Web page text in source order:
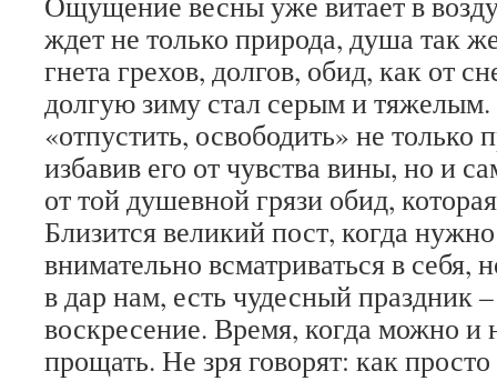
ждет не только природа, душа так
гнета грехов, долгов, обид, как от
долгую зиму стал серым и тяжелым.
«отпустить, освободить» не только
избавив его от чувства вины, но и
от той душевной грязи обид,
Близится великий пост, когда
внимательно всматриваться в себя,
в дар нам, есть чудесный праздник
воскресение. Время, когда можно и
прощать. Не зря говорят: как